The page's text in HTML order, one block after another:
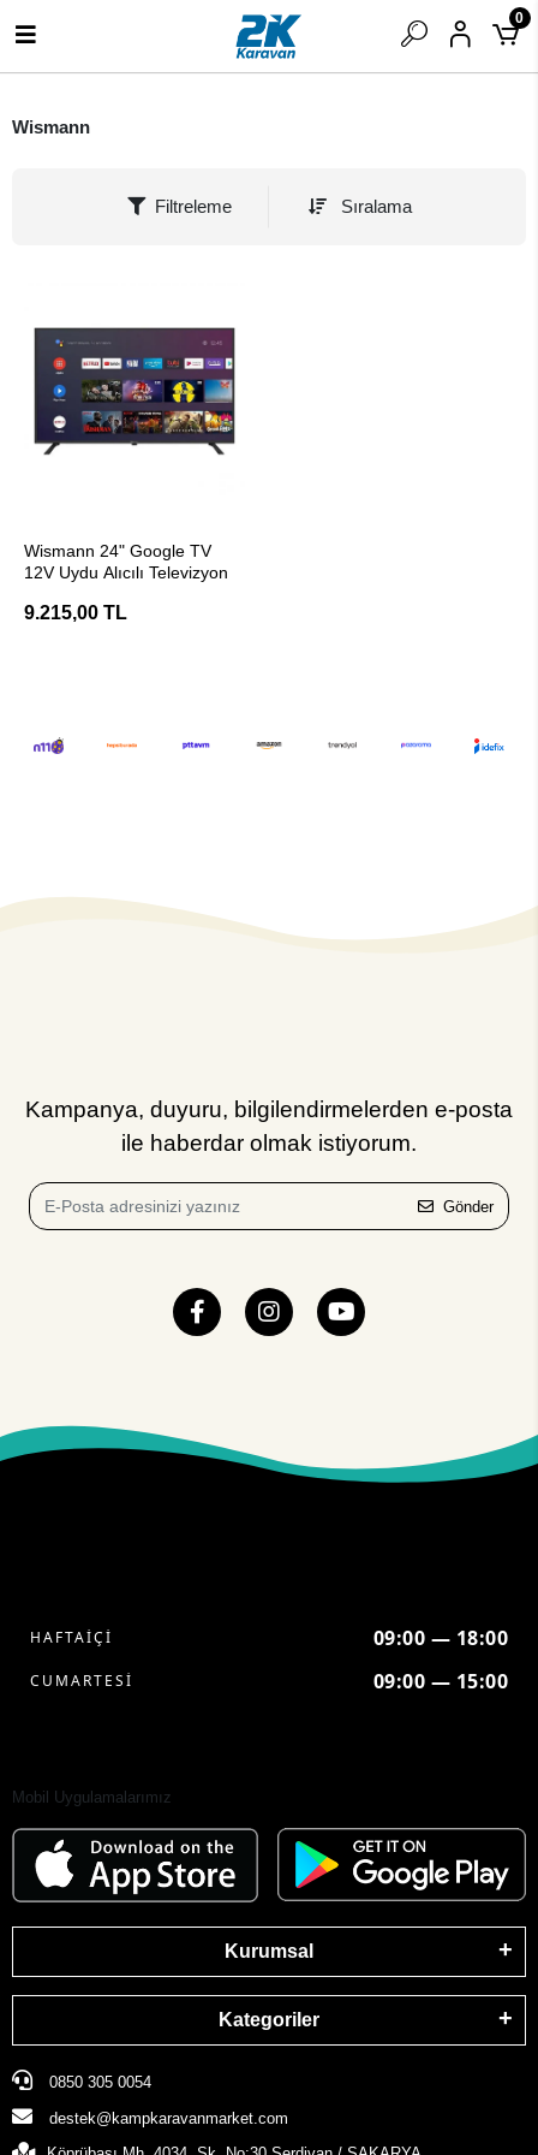
0
Wismann
Filtreleme Sıralama
Wismann 24" Google TV
12V Uydu Alıcılı Televizyon
9.215,00 TL
Kampanya, duyuru, bilgilendirmelerden e-posta
ile haberdar olmak istiyorum.
Gönder
HAFTAİÇİ 09:00 — 18:00
CUMARTESİ 09:00 — 15:00
Mobil Uygulamalarımız
Kurumsal
Kategoriler
0850 305 0054
destek@kampkaravanmarket.com